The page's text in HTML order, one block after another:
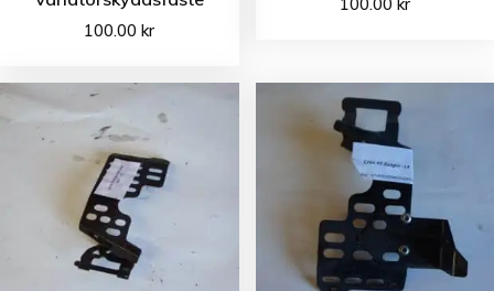
100.00kr